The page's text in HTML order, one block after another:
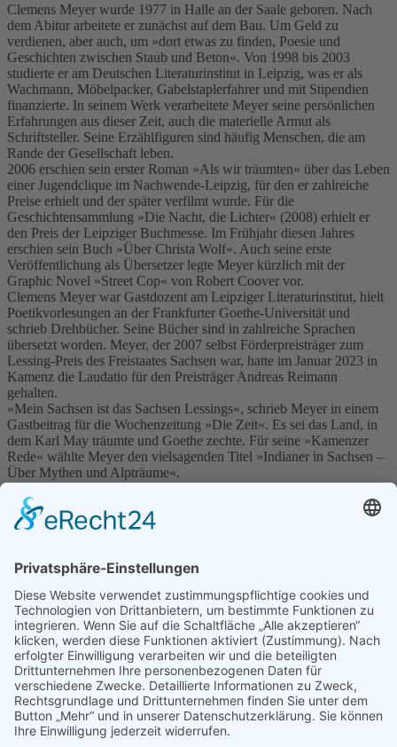
Clemens Meyer wurde 1977 in Halle an der Saale geboren. Nach
dem Abitur arbeitete er zunächst auf dem Bau. Um Geld zu
verdienen, aber auch, um »dort etwas zu finden, Poesie und
Geschichten zwischen Staub und Beton«. Von 1998 bis 2003
studierte er am Deutschen Literaturinstitut in Leipzig, was er als
Wachmann, Möbelpacker, Gabelstaplerfahrer und mit Stipendien
finanzierte. In seinem Werk verarbeitete Meyer seine persönlichen
Erfahrungen aus dieser Zeit, auch die materielle Armut als
Schriftsteller. Seine Erzählfiguren sind häufig Menschen, die am
Rande der Gesellschaft leben.
2006 erschien sein erster Roman »Als wir träumten« über das Leben
einer Jugendclique im Nachwende-Leipzig, für den er zahlreiche
Preise erhielt und der später verfilmt wurde. Für die
Geschichtensammlung »Die Nacht, die Lichter« (2008) erhielt er
den Preis der Leipziger Buchmesse. Im Frühjahr diesen Jahres
erschien sein Buch »Über Christa Wolf«. Auch seine erste
Veröffentlichung als Übersetzer legte Meyer kürzlich mit der
Graphic Novel »Street Cop« von Robert Coover vor.
Clemens Meyer war Gastdozent am Leipziger Literaturinstitut, hielt
Poetikvorlesungen an der Frankfurter Goethe-Universität und
schrieb Drehbücher. Seine Bücher sind in zahlreiche Sprachen
übersetzt worden. Meyer, der 2007 selbst Förderpreisträger zum
Lessing-Preis des Freistaates Sachsen war, hatte im Januar 2023 in
Kamenz die Laudatio für den Preisträger Andreas Reimann
gehalten.
»Mein Sachsen ist das Sachsen Lessings«, schrieb Meyer in einem
Gastbeitrag für die Wochenzeitung »Die Zeit«. Es sei das Land, in
dem Karl May träumte und Goethe zechte. Für seine »Kamenzer
Rede« wählte Meyer den vielsagenden Titel »Indianer in Sachsen –
Über Mythen und Alpträume«.
ISBN: 978-3-9823939-1-9
Kamenz 2023
5,00 €
Aktuelles
29. Juni 2026, 18 Uhr | Der Philosophische Montag, #6: Spontane
Ordnung aus dem Chaos?
Neuerscheinungen
Druckfassung der 12. Kamenzer Rede in St. Annen – Alexander
Osang: Der Messdiener im Klassenkampf